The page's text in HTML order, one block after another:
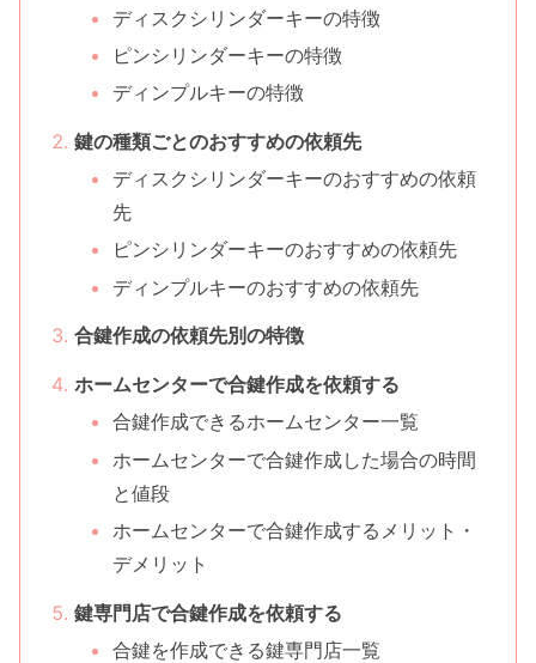
ディスクシリンダーキーの特徴
ピンシリンダーキーの特徴
ディンプルキーの特徴
鍵の種類ごとのおすすめの依頼先
ディスクシリンダーキーのおすすめの依頼
先
ピンシリンダーキーのおすすめの依頼先
ディンプルキーのおすすめの依頼先
合鍵作成の依頼先別の特徴
ホームセンターで合鍵作成を依頼する
合鍵作成できるホームセンター一覧
ホームセンターで合鍵作成した場合の時間
と値段
ホームセンターで合鍵作成するメリット・
デメリット
鍵専門店で合鍵作成を依頼する
合鍵を作成できる鍵専門店一覧